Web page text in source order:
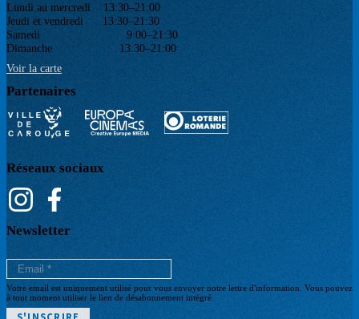
Lundi au mercredi 13:30–21:00
Jeudi et vendredi 13:30–21:30
Samedi 9:00–21:30
Dimanche 13:30–21:00
Voir la carte
Partenaires
Réseaux sociaux
Newsletter
Votre email est uniquement utilisé pour vous envoyer notre lettre d'information. Vous pouvez
à tout moment utiliser le lien de désabonnement intégré.